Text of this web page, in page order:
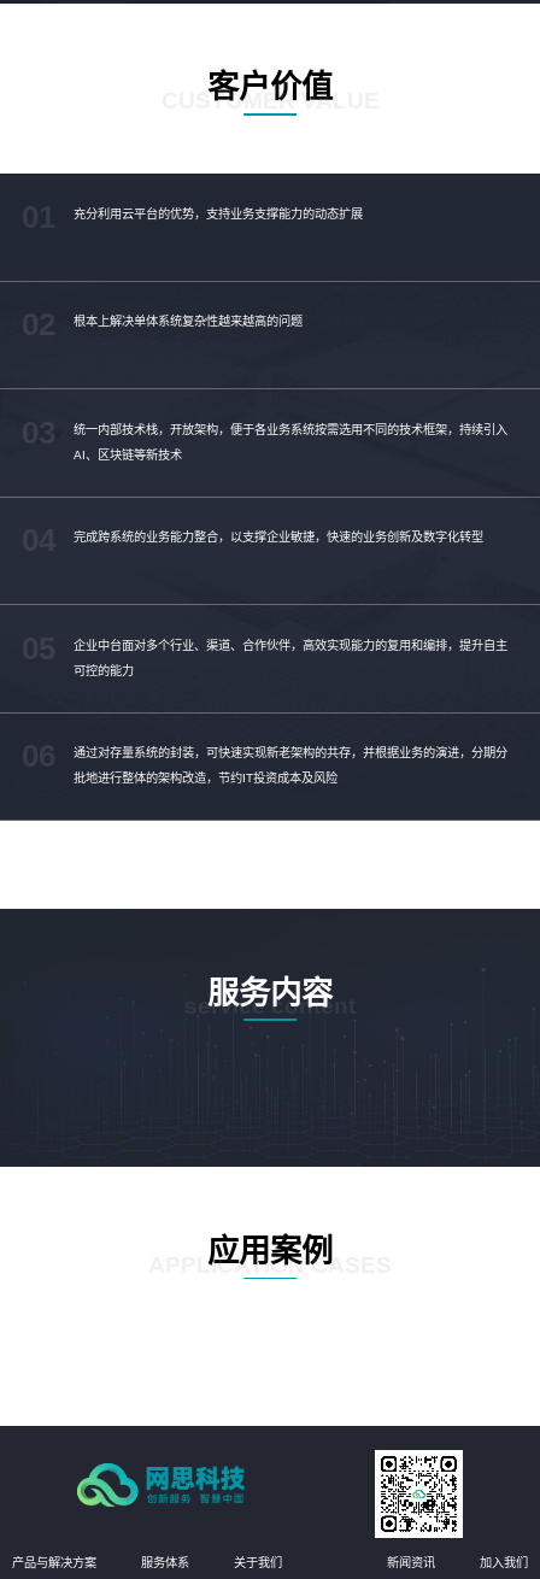
客户价值
CUSTOMER VALUE
充分利用云平台的优势，支持业务支撑能力的动态扩展
根本上解决单体系统复杂性越来越高的问题
02
统一内部技术栈，开放架构，便于各业务系统按需选用不同的技术框架，持续引入
AI、区块链等新技术
03
完成跨系统的业务能力整合，以支撑企业敏捷，快速的业务创新及数字化转型
企业中台面对多个行业、渠道、合作伙伴，高效实现能力的复用和编排，提升自主
可控的能力
05
通过对存量系统的封装，可快速实现新老架构的共存，并根据业务的演进，分期分
批地进行整体的架构改造，节约IT投资成本及风险
06
服务内容
service content
应用案例
APPLICATION CASES
产品与解决方案 服务体系 关于我们 新闻资讯 加入我们